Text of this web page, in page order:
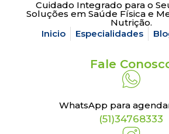
Cuidado Integrado para o
Soluções em Saúde Física e
Nutrição.
Inicio
Especialidades
Fale
WhatsApp para
(51)34768333